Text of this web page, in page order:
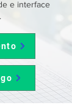
e interface